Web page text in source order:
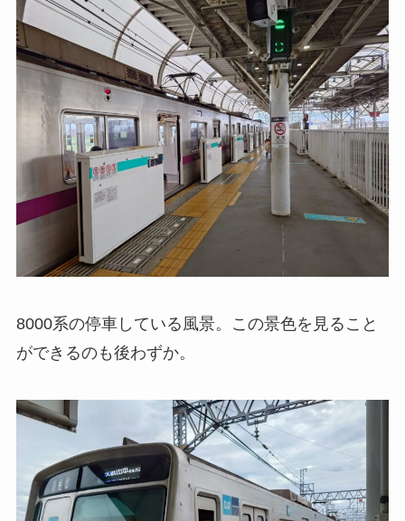
8000系の停車している風景。この景色を見ること
ができるのも後わずか。